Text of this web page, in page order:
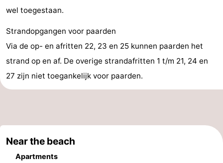
Swimming
-
Hiking
-
Horse
courses
Surfing
-
wel toegestaan.
Strandopgangen voor paarden
Via de op- en afritten 22, 23 en 25 kunnen paarden het
strand op en af. De overige strandafritten 1 t/m 21, 24 en
27 zijn niet toegankelijk voor paarden.
Near the beach
Apartments